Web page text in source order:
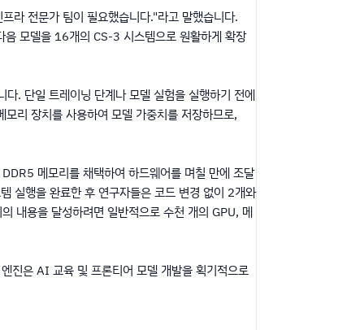
전문가 팀이 필요했습니다."라고 말했습니다.
모델을 16개의 CS-3 시스템으로 원활하게 확장
. 단일 트레이닝 단계나 모델 실험을 실행하기 전에
리 장치를 사용하여 모델 가중치를 저장하므로,
메모리를 채택하여 하드웨어를 며칠 만에 조달
실행을 완료한 후 연구자들은 코드 변경 없이 2개와
내용을 달성하려면 일반적으로 수천 개의 GPU, 메
진은 AI 교육 및 프론티어 모델 개발을 획기적으로